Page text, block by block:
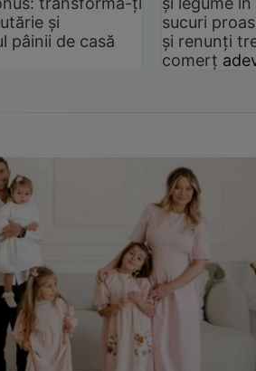
și
pâinii de casă
sucuri
și renunți
comerț